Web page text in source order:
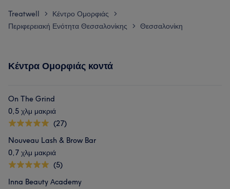
Treatwell > Κέντρο Ομορφιάς >
Περιφερειακή Ενότητα Θεσσαλονίκης > Θεσσαλονίκη
Κέντρα Ομορφιάς κοντά
On The Grind
0,5 χλμ μακριά
(27)
Nouveau Lash & Brow Bar
0,7 χλμ μακριά
(5)
Inna Beauty Αcademy